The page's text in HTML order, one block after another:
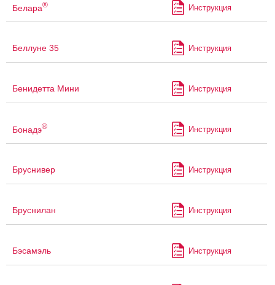
Белара® Инструкция
Беллуне 35 Инструкция
Бенидетта Мини Инструкция
Бонадэ® Инструкция
Бруснивер Инструкция
Бруснилан Инструкция
Бэсамэль Инструкция